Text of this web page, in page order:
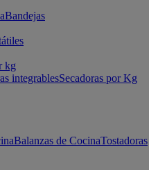
Bandejas
kg
integrablesSecadoras por Kg
Balanzas de CocinaTostadoras